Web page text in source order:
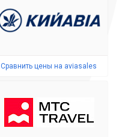
Сравнить цены на aviasales